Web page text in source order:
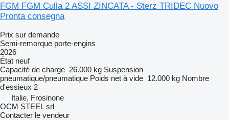
FGM FGM Culla 2 ASSI ZINCATA - Sterz TRIDEC Nuovo
Pronta consegna
Prix sur demande
Semi-remorque porte-engins
2026
État neuf
Capacité de charge 26.000 kg Suspension
pneumatique/pneumatique Poids net à vide 12.000 kg Nombre
d'essieux 2
Italie, Frosinone
OCM STEEL srl
Contacter le vendeur